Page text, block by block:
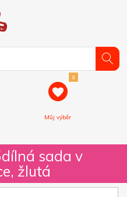
0
Můj výběr
sada v
žlutá